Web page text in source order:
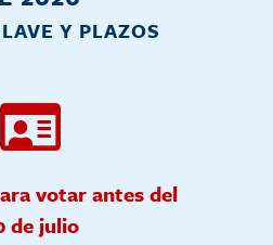
Y PLAZOS
votar antes del
de julio